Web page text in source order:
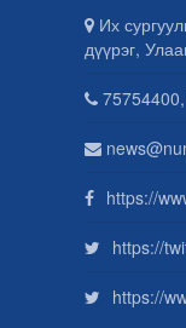
Их
дүүрэг,
https://
https://
https://